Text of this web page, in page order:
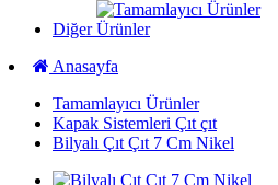
Diğer Ürünler
Anasayfa
Tamamlayıcı Ürünler
Kapak Sistemleri Çıt çıt
Bilyalı Çıt Çıt 7 Cm Nikel